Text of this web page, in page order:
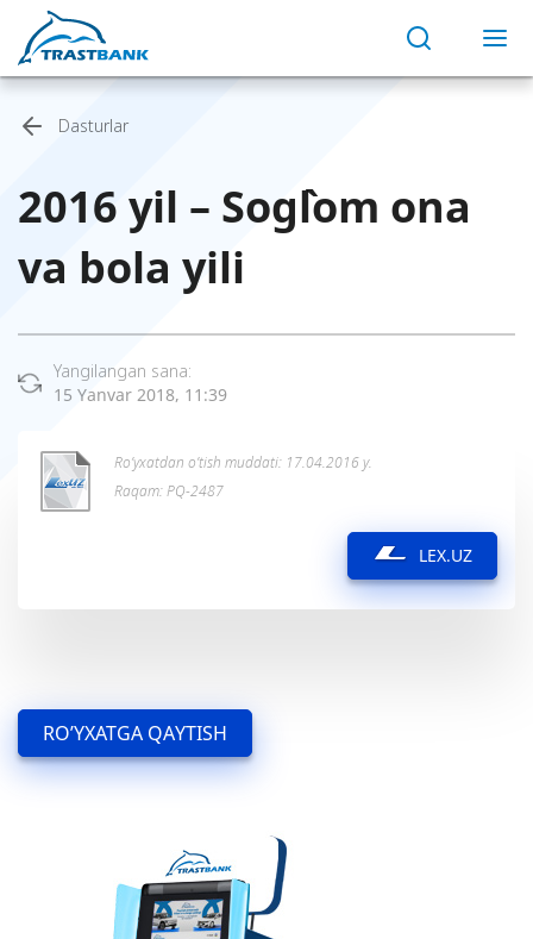
Dasturlar
2016 yil – Sog`lom ona
va bola yili
Yangilangan sana:
15 Yanvar 2018, 11:39
Ro’yxatdan o’tish muddati: 17.04.2016 y.
Raqam: PQ-2487
LEX.UZ
RO’YXATGA QAYTISH